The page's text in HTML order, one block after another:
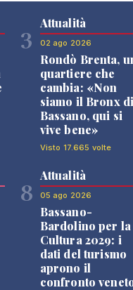
3
Attualità
02 ago 2026
Rondò Brenta,
quartiere che
cambia: «Non
siamo il Bronx di
Bassano, qui si
vive bene»
Visto 17.665 volte
8
Attualità
05 ago 2026
Bassano-
Bardolino per la
Cultura 2029: i
dati del turismo
aprono il
confronto